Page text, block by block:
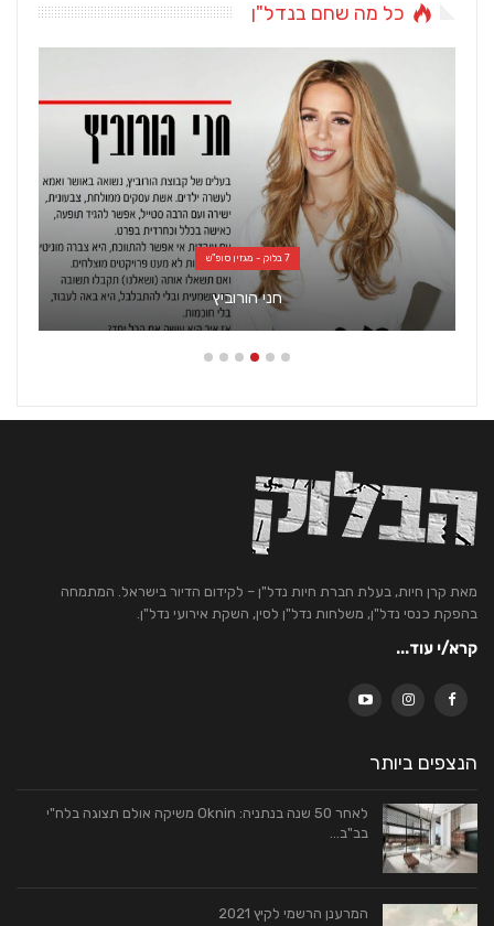
כל מה שחם בנדל"ן
7 בלוק - מגזין סופ"ש
חני הורוביץ
מאת קרן חיות, בעלת חברת חיות נדל"ן – לקידום הדיור בישראל. המתמחה
בהפקת כנסי נדל"ן, משלחות נדל"ן לסין, השקת אירועי נדל"ן.
קרא/י עוד...
הנצפים ביותר
לאחר 50 שנה בנתניה: Oknin משיקה אולם תצוגה בלח"י
בב"ב…
המרענן הרשמי לקיץ 2021